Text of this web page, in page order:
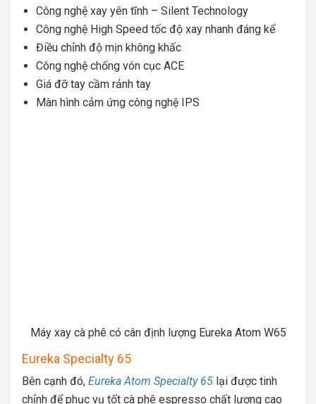
Công nghệ xay yên tĩnh – Silent Technology
Công nghệ High Speed tốc độ xay nhanh đáng kể
Điều chỉnh độ mịn không khấc
Công nghệ chống vón cục ACE
Giá đỡ tay cầm rảnh tay
Màn hình cảm ứng công nghệ IPS
Máy xay cà phê có cân định lượng Eureka Atom W65
Eureka Specialty 65
Bên cạnh đó, Eureka Atom Specialty 65 lại được tinh
chỉnh để phục vụ tốt cà phê espresso chất lượng cao